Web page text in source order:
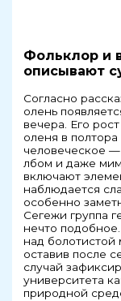
Фольклор и
описывают
Согласно
олень
вечера. Его
оленя в
человеческое —
лбом и даже
включают
наблюдается
особенно
Сегежи группа
нечто
над болотистой
оставив после
случай
университета
природной